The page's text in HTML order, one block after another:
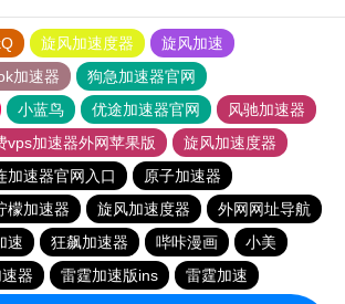
旋风加速度器
旋风加速
加速器
狗急加速器官网
小蓝鸟 优途加速器官网
风驰加速器
vps加速器外网苹果版
旋风加速度器
加速器官网入口
原子加速器
檬加速器 旋风加速度器
外网网址导航
速 狂飙加速器 哔咔漫画
小美
器 雷霆加速版ins
雷霆加速